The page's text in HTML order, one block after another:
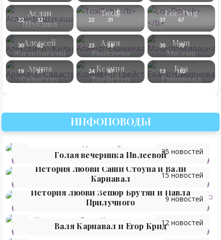
ИНФОПОВОДЫ
Голая вечеринка Ивлеевой35 новостей
История любви Саши Стоуна и Вали
Карнавал
15 новостей
История любви Зепюр Брутян и Павла
Прилучного
9 новостей
Валя Карнавал и Егор Крид12 новостей
Аслан
Шукаша
22 32
Toxi$
22 31
Loc-Dog
37 67
Алексей
Жидковский
30 62
Алия
Еникеева
23 58
Маш
Милаш
30 70
Арина
Савастру
19 57
Ксения
Трейстер
24 87
Ева
Смирнова
13 102